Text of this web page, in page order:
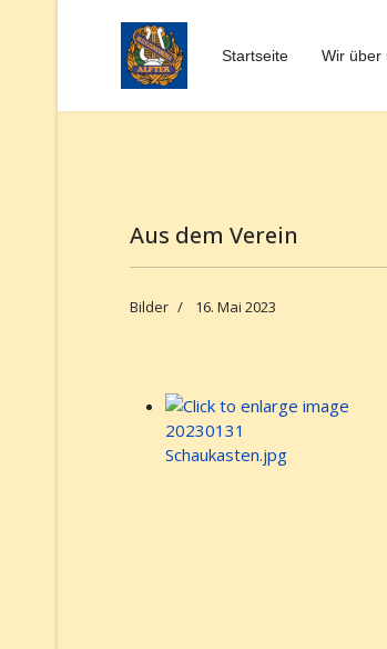
Startseite Wir über
Aus dem Verein
Bilder 16. Mai 2023